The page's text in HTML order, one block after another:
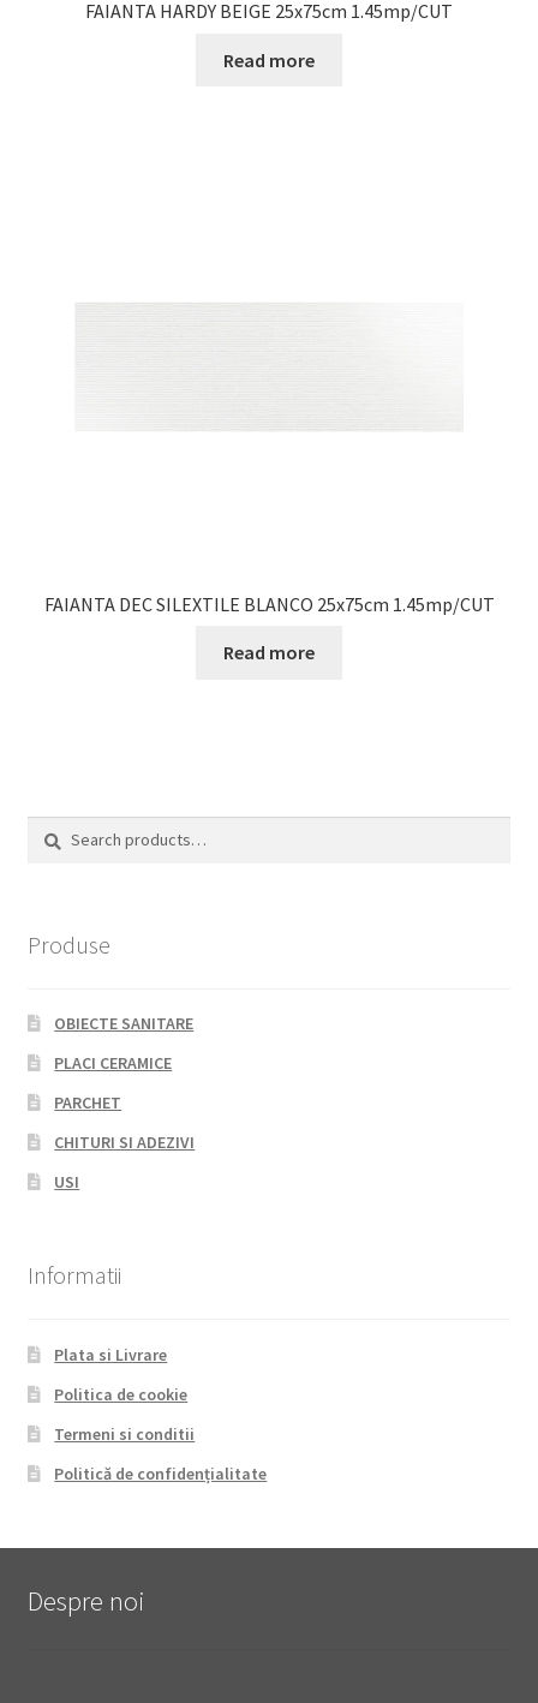
FAIANTA HARDY BEIGE 25x75cm 1.45mp/CUT
Read more
FAIANTA DEC SILEXTILE BLANCO 25x75cm 1.45mp/CUT
Read more
Produse
OBIECTE SANITARE
PLACI CERAMICE
PARCHET
CHITURI SI ADEZIVI
USI
Informatii
Plata si Livrare
Politica de cookie
Termeni si conditii
Politică de confidențialitate
Despre noi